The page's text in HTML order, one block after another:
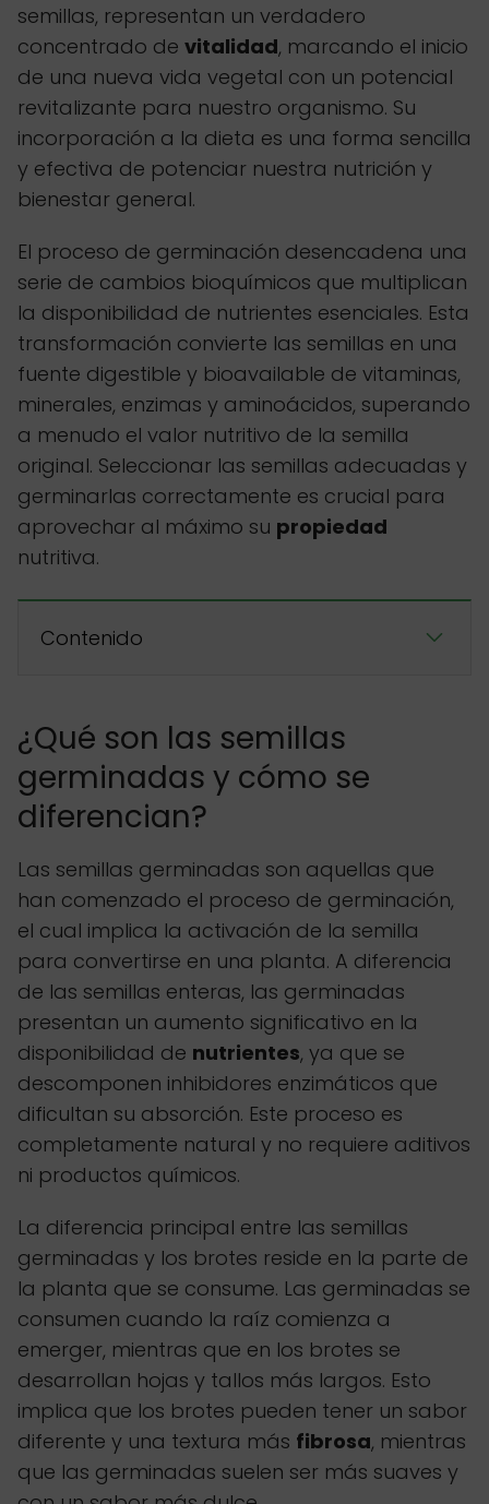
semillas, representan un verdadero
concentrado de vitalidad, marcando el inicio
de una nueva vida vegetal con un potencial
revitalizante para nuestro organismo. Su
incorporación a la dieta es una forma sencilla
y efectiva de potenciar nuestra nutrición y
bienestar general.
El proceso de germinación desencadena una
serie de cambios bioquímicos que multiplican
la disponibilidad de nutrientes esenciales. Esta
transformación convierte las semillas en una
fuente digestible y bioavailable de vitaminas,
minerales, enzimas y aminoácidos, superando
a menudo el valor nutritivo de la semilla
original. Seleccionar las semillas adecuadas y
germinarlas correctamente es crucial para
aprovechar al máximo su propiedad
nutritiva.
Contenido
¿Qué son las semillas
germinadas y cómo se
diferencian?
Las semillas germinadas son aquellas que
han comenzado el proceso de germinación,
el cual implica la activación de la semilla
para convertirse en una planta. A diferencia
de las semillas enteras, las germinadas
presentan un aumento significativo en la
disponibilidad de nutrientes, ya que se
descomponen inhibidores enzimáticos que
dificultan su absorción. Este proceso es
completamente natural y no requiere aditivos
ni productos químicos.
La diferencia principal entre las semillas
germinadas y los brotes reside en la parte de
la planta que se consume. Las germinadas se
consumen cuando la raíz comienza a
emerger, mientras que en los brotes se
desarrollan hojas y tallos más largos. Esto
implica que los brotes pueden tener un sabor
diferente y una textura más fibrosa, mientras
que las germinadas suelen ser más suaves y